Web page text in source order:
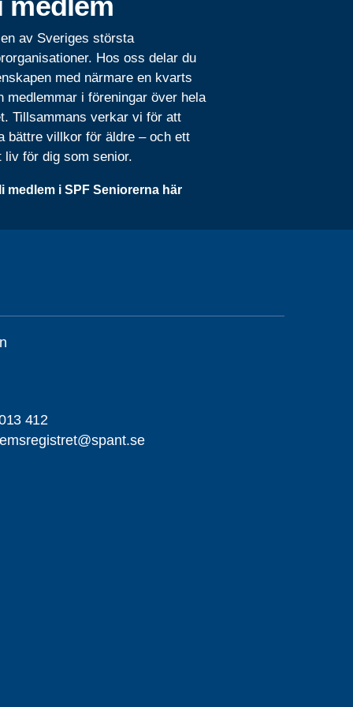
av Sveriges största
Hos oss delar du
med närmare en kvarts
medlemmar i föreningar över hela
Tillsammans verkar vi för att
bättre villkor för äldre – och ett
liv för dig som senior.
medlem i SPF Seniorerna här
412